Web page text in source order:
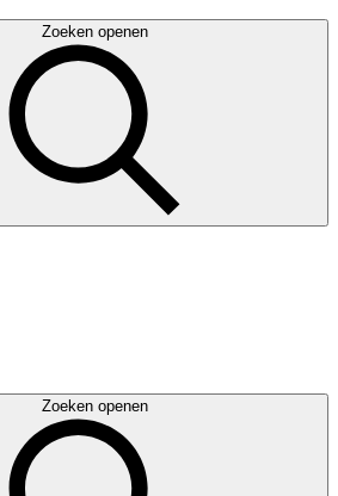
Zoeken openen
Zoeken openen